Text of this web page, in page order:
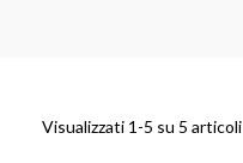
Visualizzati 1-5 su 5 articoli